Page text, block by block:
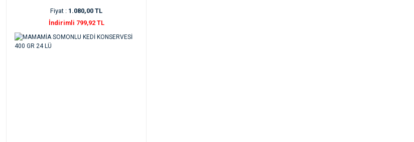
Fiyat : 1.080,00 TL
İndirimli 799,92 TL